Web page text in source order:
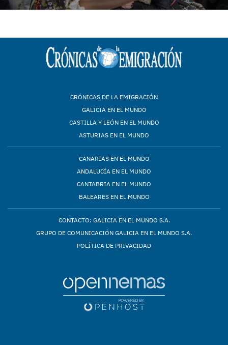
CRÓNICAS DE LA EMIGRACIÓN
GALICIA EN EL MUNDO
CASTILLA Y LEÓN EN EL MUNDO
ASTURIAS EN EL MUNDO
CANARIAS EN EL MUNDO
ANDALUCÍA EN EL MUNDO
CANTABRIA EN EL MUNDO
BALEARES EN EL MUNDO
CONTACTO: GALICIA EN EL MUNDO S.A.
GRUPO DE COMUNICACIÓN GALICIA EN EL MUNDO S.A.
POLÍTICA DE PRIVACIDAD